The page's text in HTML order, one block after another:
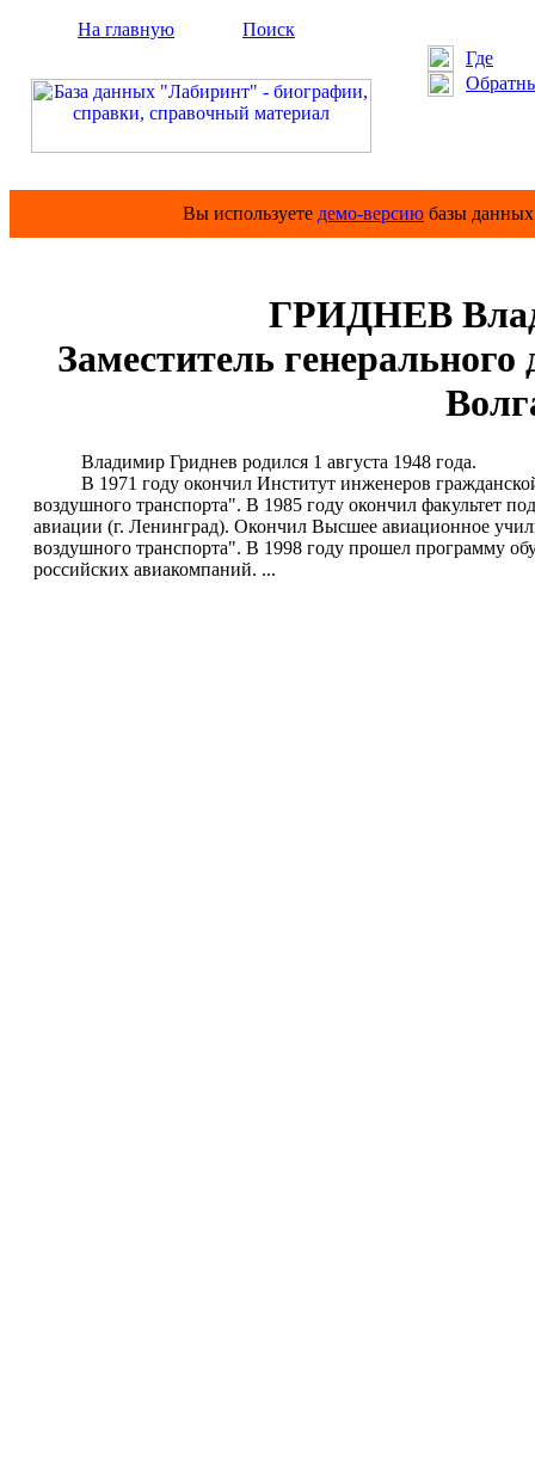
На главную
Поиск
Где
Вы используете демо-версию базы
ГРИДНЕВ
Заместитель
Владимир Гриднев родился 1 августа 1948 года.
В 1971 году окончил Институт инженеров гражданской
воздушного транспорта". В 1985 году окончил факультет
авиации (г. Ленинград). Окончил Высшее авиационное
воздушного транспорта". В 1998 году прошел программу
российских авиакомпаний. ...